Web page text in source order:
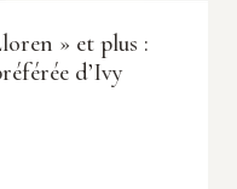
» et plus :
d’Ivy